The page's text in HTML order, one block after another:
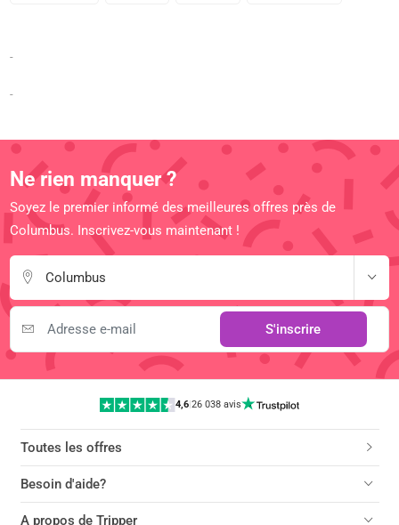
-
-
Ne rien manquer ?
Soyez le premier informé des meilleures offres près de
Columbus. Inscrivez-vous maintenant !
Columbus
S'inscrire
4,6 |26 038 avis
Toutes les offres
Besoin d'aide?
A propos de Tripper